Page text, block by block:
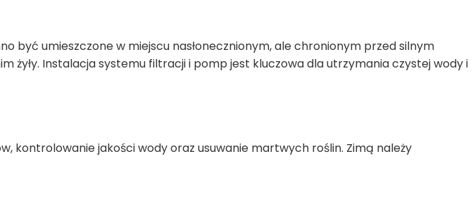
być umieszczone w miejscu nasłonecznionym, ale chronionym przed silnym
żyły. Instalacja systemu filtracji i pomp jest kluczowa dla utrzymania czystej wody i
kontrolowanie jakości wody oraz usuwanie martwych roślin. Zimą należy